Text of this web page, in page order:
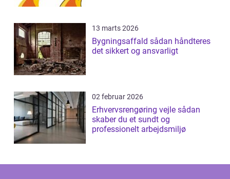
13 marts 2026
Bygningsaffald sådan håndteres
det sikkert og ansvarligt
02 februar 2026
Erhvervsrengøring vejle sådan
skaber du et sundt og
professionelt arbejdsmiljø